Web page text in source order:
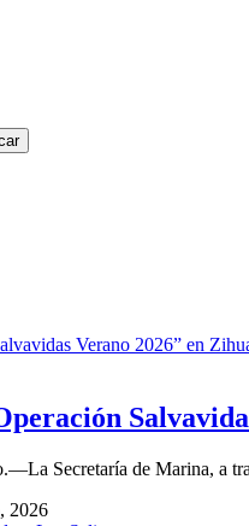
Secretaría de Marina, a
2026